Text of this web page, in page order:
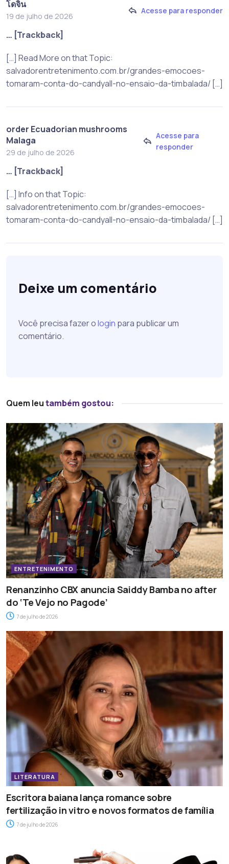
โดจิน
19 de julho de 2026
Acesse para responder
… [Trackback]
[…] Read More on that Topic:
salvadorentretenimento.com.br/grandes-emocoes-
tomaram-conta-do-candyall-no-ensaio-da-timbalada/ […]
order Ecuadorian mushrooms
Malaga
29 de julho de 2026
Acesse para
responder
… [Trackback]
[…] Info on that Topic:
salvadorentretenimento.com.br/grandes-emocoes-
tomaram-conta-do-candyall-no-ensaio-da-timbalada/ […]
Deixe um comentário
Você precisa fazer ologin para publicar um
comentário.
Quem leutambém gostou:
ENTRETENIMENTO
Renanzinho CBX anuncia Saiddy Bamba no after
do ‘Te Vejo no Pagode’
7 de julho de 2026
LITERATURA
Escritora baiana lança romance sobre
fertilização in vitro e novos formatos de família
7 de julho de 2026